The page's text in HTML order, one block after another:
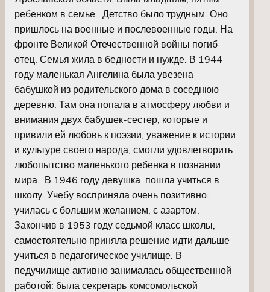
ребенком в семье. Детство было трудным. Оно
пришлось на военные и послевоенные годы. На
фронте Великой Отечественной войны погиб
отец. Семья жила в бедности и нужде. В 1944
году маленькая Ангелина была увезена
бабушкой из родительского дома в соседнюю
деревню. Там она попала в атмосферу любви и
внимания двух бабушек-сестер, которые и
привили ей любовь к поэзии, уважение к истории
и культуре своего народа, смогли удовлетворить
любопытство маленького ребенка в познании
мира. В 1946 году девушка пошла учиться в
школу. Учебу восприняла очень позитивно:
училась с большим желанием, с азартом.
Закончив в 1953 году седьмой класс школы,
самостоятельно приняла решение идти дальше
учиться в педагогическое училище. В
педучилище активно занималась общественной
работой: была секретарь комсомольской